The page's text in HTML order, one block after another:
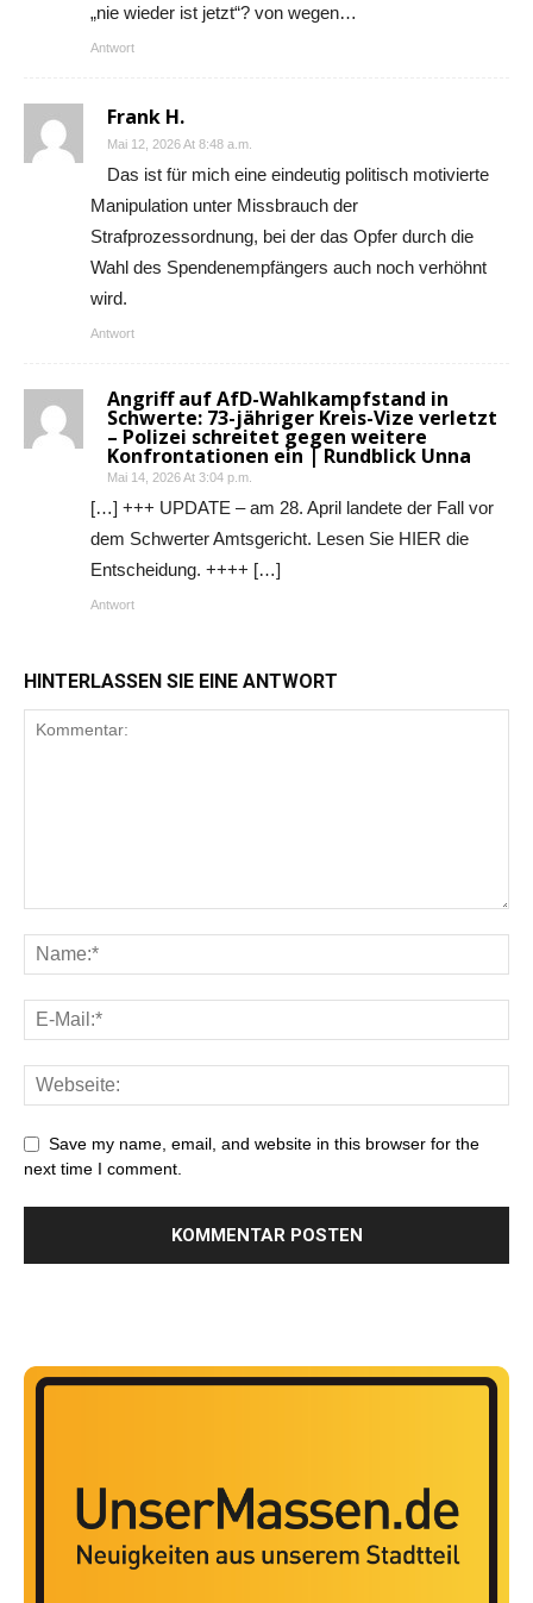
„nie wieder ist jetzt“? von wegen…
Antwort
Frank H.
Mai 12, 2026 At 8:48 a.m.
Das ist für mich eine eindeutig politisch motivierte
Manipulation unter Missbrauch der
Strafprozessordnung, bei der das Opfer durch die
Wahl des Spendenempfängers auch noch verhöhnt
wird.
Antwort
Angriff auf AfD-Wahlkampfstand in
Schwerte: 73-jähriger Kreis-Vize verletzt
– Polizei schreitet gegen weitere
Konfrontationen ein | Rundblick Unna
Mai 14, 2026 At 3:04 p.m.
[…] +++ UPDATE – am 28. April landete der Fall vor
dem Schwerter Amtsgericht. Lesen Sie HIER die
Entscheidung. ++++ […]
Antwort
HINTERLASSEN SIE EINE ANTWORT
Save my name, email, and website in this browser for the
next time I comment.